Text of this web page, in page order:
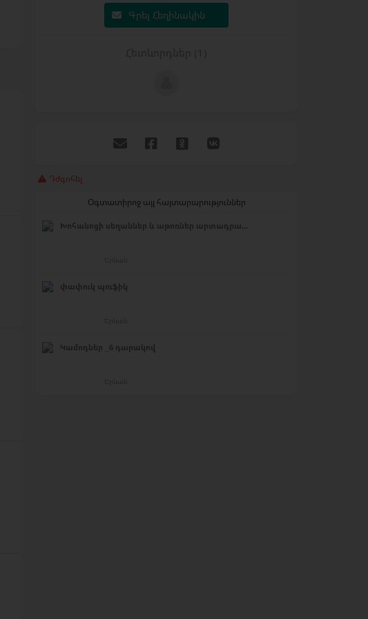
Գրել Հեղինակին
Դժգոհել
Օգտատիրոջ այլ հայտարարություններ
Խոհանոցի սեղաններ և աթոռներ արտադրա...
փափուկ պուֆիկ
Կամոդներ _6 դարակով